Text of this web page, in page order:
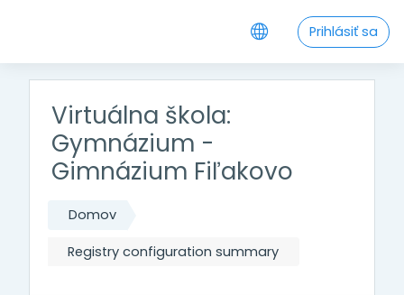
Prihlásiť sa
Virtuálna škola:
Gymnázium -
Gimnázium Fiľakovo
Domov
Registry configuration summary